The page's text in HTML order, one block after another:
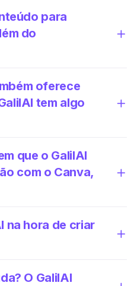
para
do
oferece
tem algo
que o GalilAI
com o Canva,
na hora de criar
O GalilAI